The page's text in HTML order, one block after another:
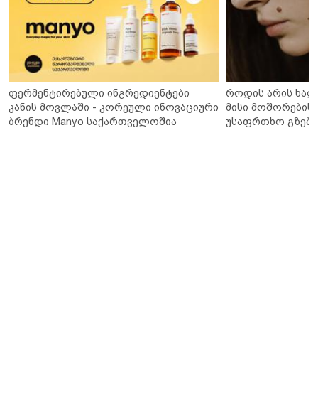
ფერმენტირებული ინგრედიენტები
კანის მოვლაში - კორეული ინოვაციური
ბრენდი Manyo საქართველოშია
როდის არის
მისი მოშორების
უსაფრთხო გზები